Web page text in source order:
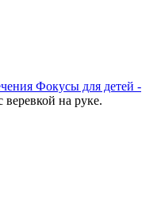
Фокусы для детей -
веревкой на руке.